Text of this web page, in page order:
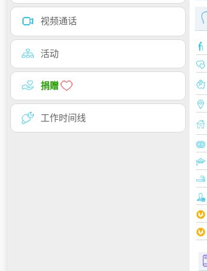
视频通话
活动
捐赠
工作时间线